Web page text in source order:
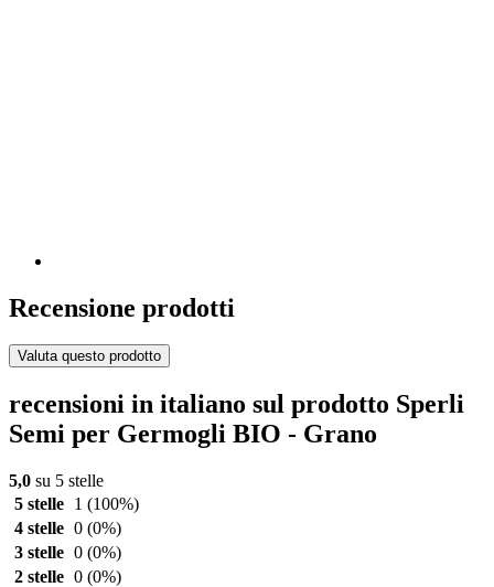
Recensione prodotti
Valuta questo prodotto
recensioni in italiano sul prodotto Sperli
Semi per Germogli BIO - Grano
5,0 su 5 stelle
5 stelle
1 (100%)
4 stelle 0 (0%)
3 stelle 0 (0%)
2 stelle 0 (0%)